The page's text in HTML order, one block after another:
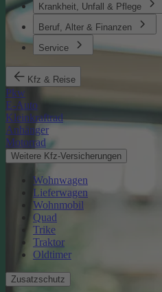
Krankheit, Unfall & Pflege
Beruf, Alter & Finanzen
Service
Kfz & Reise
Pkw
E-Auto
Kleinkraftrad
Anhänger
Motorrad
Weitere Kfz-Versicherungen
Wohnwagen
Lieferwagen
Wohnmobil
Quad
Trike
Traktor
Oldtimer
Zusatzschutz